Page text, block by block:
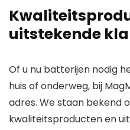
uitstekende
Of u nu batterijen nodig
huis of onderweg, bij
adres. We staan bekend
kwaliteitsproducten en